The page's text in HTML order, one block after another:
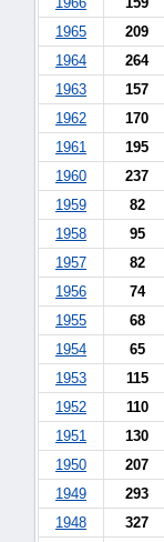
1965
209
1964
264
1963
157
1962
170
1961
195
1960
237
1959
82
1958
95
1957
82
1956
74
1955
68
1954
65
1953
115
1952
110
1951
130
1950
207
1949
293
1948
327